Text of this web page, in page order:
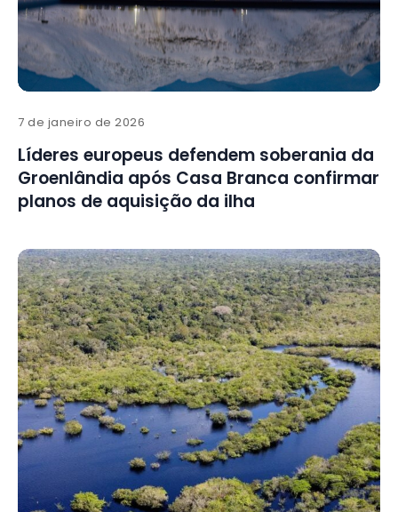
7 de janeiro de 2026
Líderes europeus defendem soberania da
Groenlândia após Casa Branca confirmar
planos de aquisição da ilha